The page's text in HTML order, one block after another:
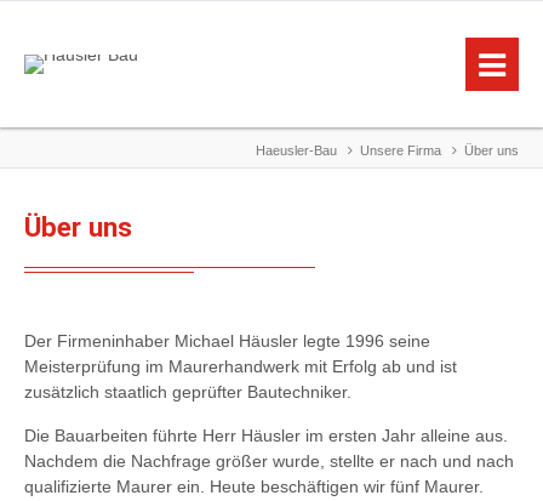
Haeusler-Bau Unsere Firma Über uns
Über uns
Der Firmeninhaber Michael Häusler legte 1996 seine
Meisterprüfung im Maurerhandwerk mit Erfolg ab und ist
zusätzlich staatlich geprüfter Bautechniker.
Die Bauarbeiten führte Herr Häusler im ersten Jahr alleine aus.
Nachdem die Nachfrage größer wurde, stellte er nach und nach
qualifizierte Maurer ein. Heute beschäftigen wir fünf Maurer.